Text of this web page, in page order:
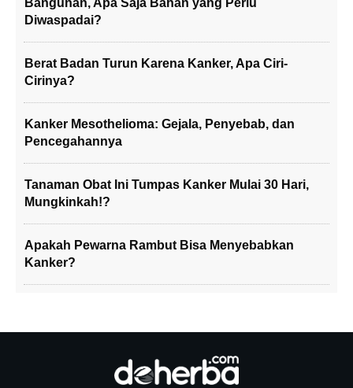
Bangunan, Apa Saja Bahan yang Perlu
Diwaspadai?
Berat Badan Turun Karena Kanker, Apa Ciri-
Cirinya?
Kanker Mesothelioma: Gejala, Penyebab, dan
Pencegahannya
Tanaman Obat Ini Tumpas Kanker Mulai 30 Hari,
Mungkinkah!?
Apakah Pewarna Rambut Bisa Menyebabkan
Kanker?